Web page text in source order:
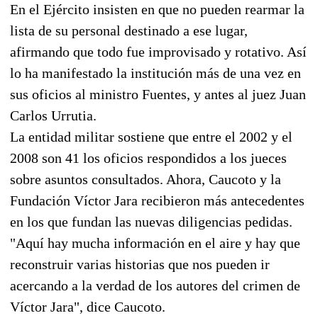
En el Ejército insisten en que no pueden rearmar la
lista de su personal destinado a ese lugar,
afirmando que todo fue improvisado y rotativo. Así
lo ha manifestado la institución más de una vez en
sus oficios al ministro Fuentes, y antes al juez Juan
Carlos Urrutia.
La entidad militar sostiene que entre el 2002 y el
2008 son 41 los oficios respondidos a los jueces
sobre asuntos consultados. Ahora, Caucoto y la
Fundación Víctor Jara recibieron más antecedentes
en los que fundan las nuevas diligencias pedidas.
"Aquí hay mucha información en el aire y hay que
reconstruir varias historias que nos pueden ir
acercando a la verdad de los autores del crimen de
Víctor Jara", dice Caucoto.